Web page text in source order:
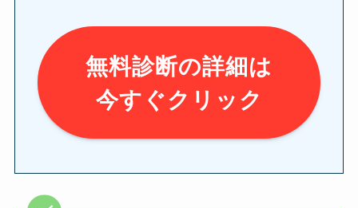
無料診断の詳細は
今すぐクリック